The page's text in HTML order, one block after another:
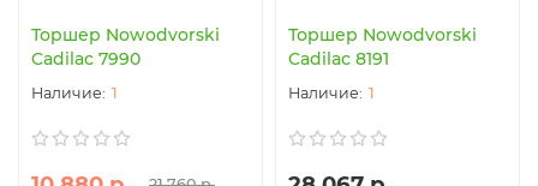
Торшер Nowodvorski
Cadilac 7990
1
Торшер Nowodvorski
Cadilac 8191
1